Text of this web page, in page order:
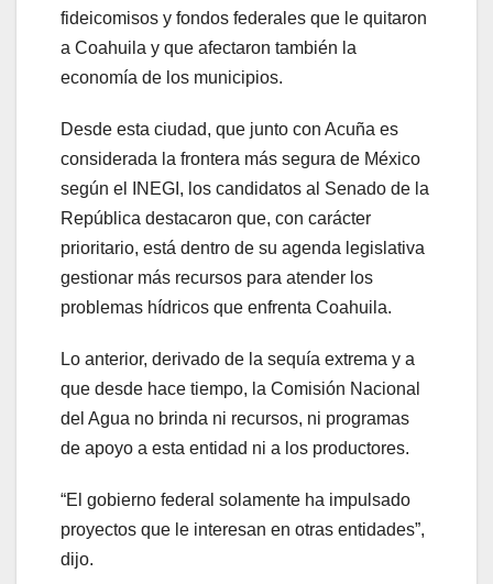
fideicomisos y fondos federales que le quitaron
a Coahuila y que afectaron también la
economía de los municipios.
Desde esta ciudad, que junto con Acuña es
considerada la frontera más segura de México
según el INEGI, los candidatos al Senado de la
República destacaron que, con carácter
prioritario, está dentro de su agenda legislativa
gestionar más recursos para atender los
problemas hídricos que enfrenta Coahuila.
Lo anterior, derivado de la sequía extrema y a
que desde hace tiempo, la Comisión Nacional
del Agua no brinda ni recursos, ni programas
de apoyo a esta entidad ni a los productores.
“El gobierno federal solamente ha impulsado
proyectos que le interesan en otras entidades”,
dijo.